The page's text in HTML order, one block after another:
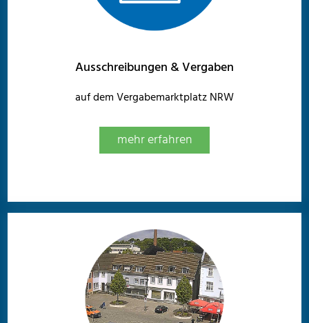
Ausschreibungen & Vergaben
auf dem Vergabemarktplatz NRW
mehr erfahren